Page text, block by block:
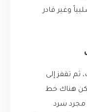
وغير قادر
تقفز إلى
يكن هناك خط
سرد